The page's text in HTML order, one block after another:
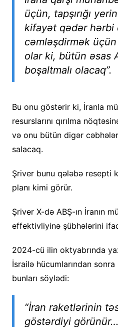
üçün, tapşırığı
kifayət qədər hərbi
cəmləşdirmək
olar ki, bütün əsas
boşaltmalı olacaq”.
Bu onu göstərir ki, İranla
resurslarını qırılma
və onu bütün digər
salacaq.
Şriver bunu qələbə resepti
planı kimi görür.
Şriver X-də ABŞ-ın İranın
effektivliyinə şübhələrini
2024-cü ilin oktyabrında
İsrailə hücumlarından
bunları söylədi:
“İran raketlərinin
göstərdiyi